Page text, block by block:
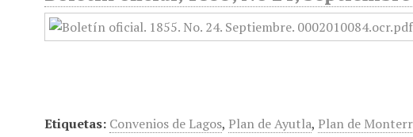
Etiquetas: Convenios de Lagos, Plan de Ayutla, Plan de